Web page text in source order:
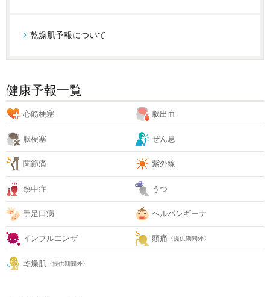
乾燥肌予報について
健康予報一覧
心筋梗塞 脳出血
脳梗塞 ぜん息
関節痛 紫外線
熱中症 うつ
手足口病 ヘルパンギーナ
インフルエンザ 頭痛 〈提供期間外〉
乾燥肌 〈提供期間外〉